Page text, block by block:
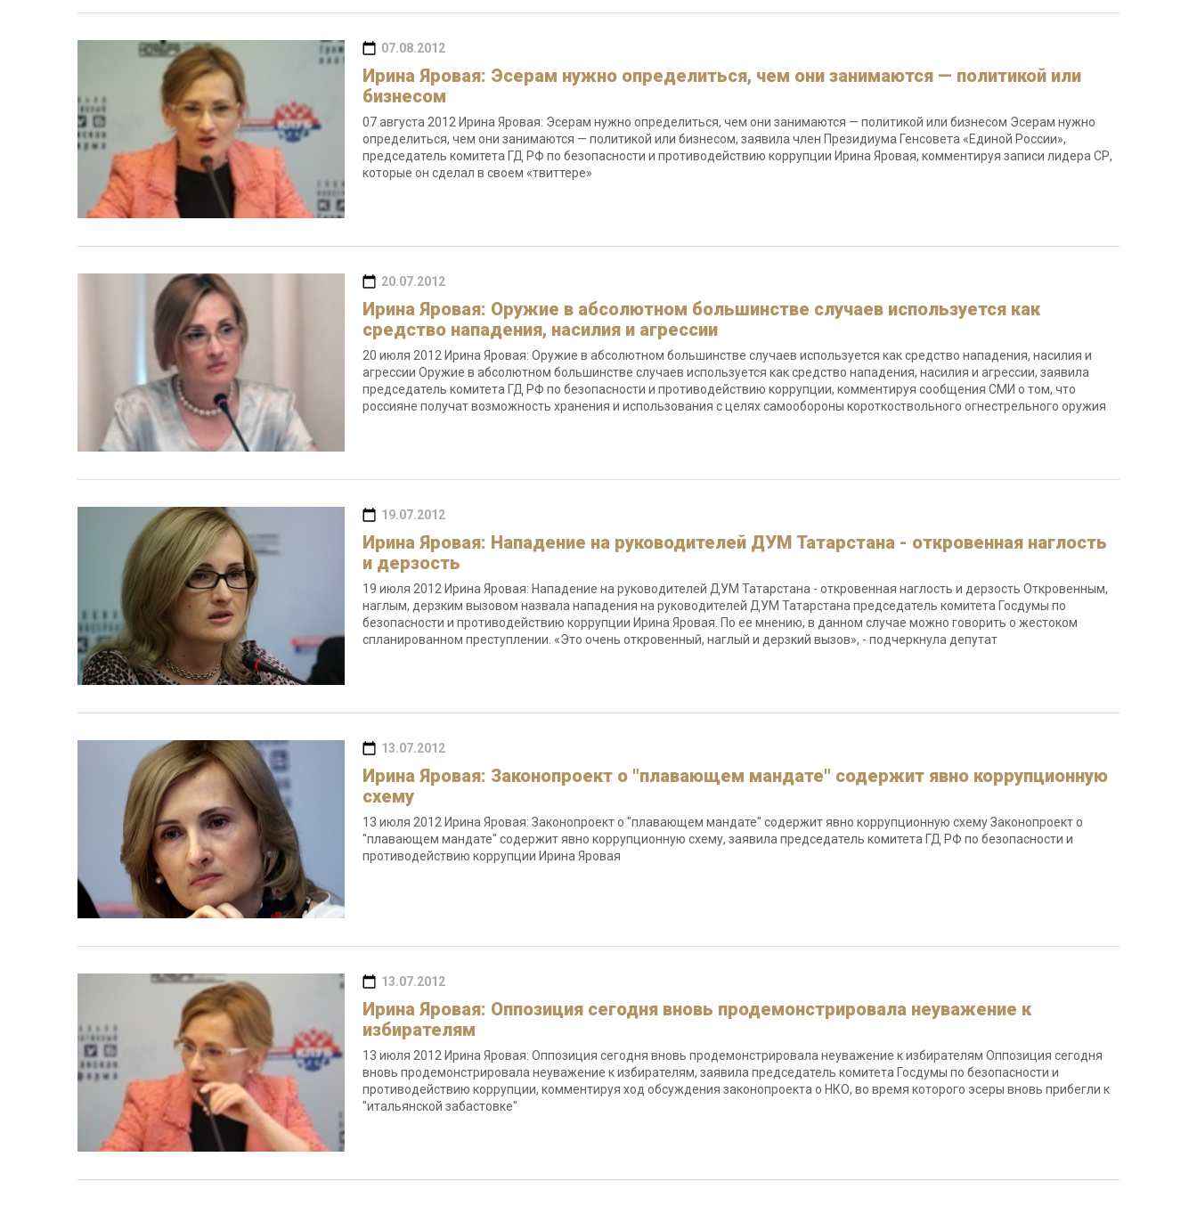
07.08.2012
Ирина Яровая: Эсерам нужно определиться, чем они занимаются — политикой или
бизнесом
07 августа 2012 Ирина Яровая: Эсерам нужно определиться, чем они занимаются — политикой или бизнесом Эсерам нужно
определиться, чем они занимаются — политикой или бизнесом, заявила член Президиума Генсовета «Единой России»,
председатель комитета ГД РФ по безопасности и противодействию коррупции Ирина Яровая, комментируя записи лидера СР,
которые он сделал в своем «твиттере»
20.07.2012
Ирина Яровая: Оружие в абсолютном большинстве случаев используется как
средство нападения, насилия и агрессии
20 июля 2012 Ирина Яровая: Оружие в абсолютном большинстве случаев используется как средство нападения, насилия и
агрессии Оружие в абсолютном большинстве случаев используется как средство нападения, насилия и агрессии, заявила
председатель комитета ГД РФ по безопасности и противодействию коррупции, комментируя сообщения СМИ о том, что
россияне получат возможность хранения и использования с целях самообороны короткоствольного огнестрельного оружия
19.07.2012
Ирина Яровая: Нападение на руководителей ДУМ Татарстана - откровенная наглость
и дерзость
19 июля 2012 Ирина Яровая: Нападение на руководителей ДУМ Татарстана - откровенная наглость и дерзость Откровенным,
наглым, дерзким вызовом назвала нападения на руководителей ДУМ Татарстана председатель комитета Госдумы по
безопасности и противодействию коррупции Ирина Яровая. По ее мнению, в данном случае можно говорить о жестоком
спланированном преступлении. «Это очень откровенный, наглый и дерзкий вызов», - подчеркнула депутат
13.07.2012
Ирина Яровая: Законопроект о "плавающем мандате" содержит явно коррупционную
схему
13 июля 2012 Ирина Яровая: Законопроект о "плавающем мандате" содержит явно коррупционную схему Законопроект о
"плавающем мандате" содержит явно коррупционную схему, заявила председатель комитета ГД РФ по безопасности и
противодействию коррупции Ирина Яровая
13.07.2012
Ирина Яровая: Оппозиция сегодня вновь продемонстрировала неуважение к
избирателям
13 июля 2012 Ирина Яровая: Оппозиция сегодня вновь продемонстрировала неуважение к избирателям Оппозиция сегодня
вновь продемонстрировала неуважение к избирателям, заявила председатель комитета Госдумы по безопасности и
противодействию коррупции, комментируя ход обсуждения законопроекта о НКО, во время которого эсеры вновь прибегли к
"итальянской забастовке"